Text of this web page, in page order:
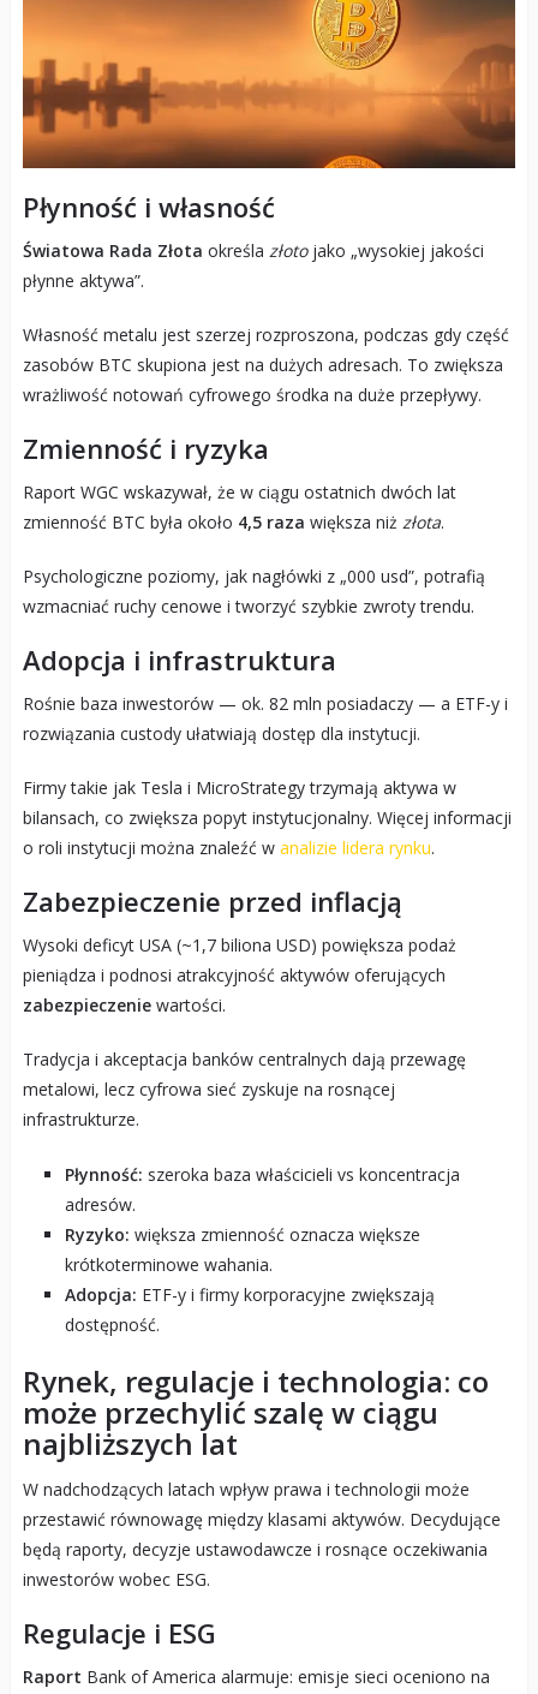
Płynność i własność
Światowa Rada Złota określa złotojako „wysokiej jakości
płynne aktywa”.
Własność metalu jest szerzej rozproszona, podczas gdy część
zasobów BTC skupiona jest na dużych adresach. To zwiększa
wrażliwość notowań cyfrowego środka na duże przepływy.
Zmienność i ryzyka
Raport WGC wskazywał, że w ciągu ostatnich dwóch lat
zmienność BTC była około 4,5 raza większa niż złota.
Psychologiczne poziomy, jak nagłówki z „000 usd”, potrafią
wzmacniać ruchy cenowe i tworzyć szybkie zwroty trendu.
Adopcja i infrastruktura
Rośnie baza inwestorów — ok. 82 mln posiadaczy — a ETF-y i
rozwiązania custody ułatwiają dostęp dla instytucji.
Firmy takie jak Tesla i MicroStrategy trzymają aktywa w
bilansach, co zwiększa popyt instytucjonalny. Więcej informacji
o roli instytucji można znaleźć w analizie lidera rynku.
Zabezpieczenie przed inflacją
Wysoki deficyt USA (~1,7 biliona USD) powiększa podaż
pieniądza i podnosi atrakcyjność aktywów oferujących
zabezpieczeniewartości.
Tradycja i akceptacja banków centralnych dają przewagę
metalowi, lecz cyfrowa sieć zyskuje na rosnącej
infrastrukturze.
Płynność: szeroka baza właścicieli vs koncentracja
adresów.
Ryzyko: większa zmienność oznacza większe
krótkoterminowe wahania.
Adopcja: ETF-y i firmy korporacyjne zwiększają
dostępność.
Rynek, regulacje i technologia: co
może przechylić szalę w ciągu
najbliższych lat
W nadchodzących latach wpływ prawa i technologii może
przestawić równowagę między klasami aktywów. Decydujące
będą raporty, decyzje ustawodawcze i rosnące oczekiwania
inwestorów wobec ESG.
Regulacje i ESG
Raport Bank of America alarmuje: emisje sieci oceniono na